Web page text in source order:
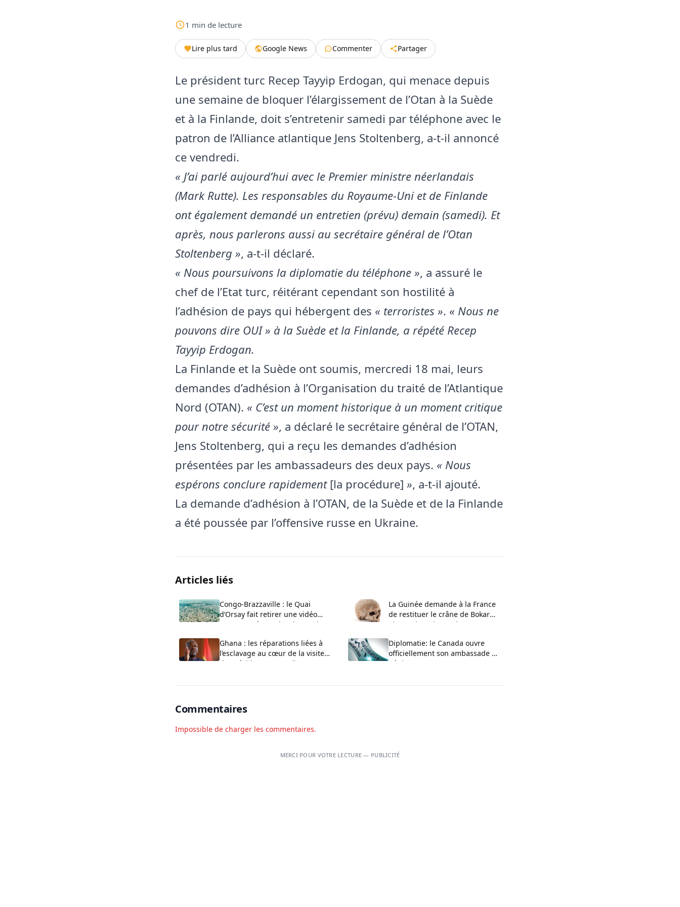
1 min de lecture
Lire plus tard Google News Commenter Partager
Le président turc Recep Tayyip Erdogan, qui menace depuis
une semaine de bloquer l’élargissement de l’Otan à la Suède
et à la Finlande, doit s’entretenir samedi par téléphone avec le
patron de l’Alliance atlantique Jens Stoltenberg, a-t-il annoncé
ce vendredi.
« J’ai parlé aujourd’hui avec le Premier ministre néerlandais
(Mark Rutte). Les responsables du Royaume-Uni et de Finlande
ont également demandé un entretien (prévu) demain (samedi). Et
après, nous parlerons aussi au secrétaire général de l’Otan
Stoltenberg », a-t-il déclaré.
« Nous poursuivons la diplomatie du téléphone », a assuré le
chef de l’Etat turc, réitérant cependant son hostilité à
l’adhésion de pays qui hébergent des « terroristes ». « Nous ne
pouvons dire OUI » à la Suède et la Finlande, a répété Recep
Tayyip Erdogan.
La Finlande et la Suède ont soumis, mercredi 18 mai, leurs
demandes d’adhésion à l’Organisation du traité de l’Atlantique
Nord (OTAN). « C’est un moment historique à un moment critique
pour notre sécurité », a déclaré le secrétaire général de l’OTAN,
Jens Stoltenberg, qui a reçu les demandes d’adhésion
présentées par les ambassadeurs des deux pays. « Nous
espérons conclure rapidement [la procédure] », a-t-il ajouté.
La demande d’adhésion à l’OTAN, de la Suède et de la Finlande
a été poussée par l’offensive russe en Ukraine.
Articles liés
Congo-Brazzaville : le Quai
d’Orsay fait retirer une vidéo
controversée sur les demandes
La Guinée demande à la France
de restituer le crâne de Bokar
Biro et de trois proches
Ghana : les réparations liées à
l’esclavage au cœur de la visite
du président en Jamaïque
Diplomatie: le Canada ouvre
officiellement son ambassade au
Bénin
Commentaires
Impossible de charger les commentaires.
MERCI POUR VOTRE LECTURE — PUBLICITÉ